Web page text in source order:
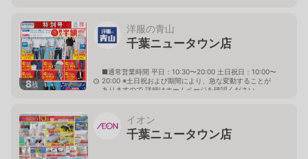
8枚
洋服の青山
千葉ニュータウン店
■通常営業時間 平日：10:30〜20:00 土日祝日：10:00〜
20:00 ※土日祝および期間により、急な変動することが
ありますので 詳細はホームページを確認ください
イオン
千葉ニュータウン店